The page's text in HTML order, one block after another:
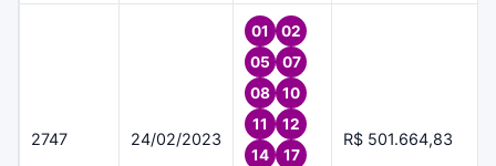
2747 24/02/2023
01
02
05
07
08
10
11
12
14
17
R$ 501.664,83